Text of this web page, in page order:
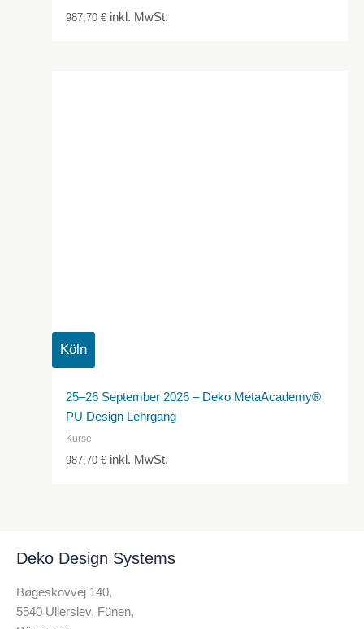
987,70€ inkl. MwSt.
Köln
25–26 September 2026 – Deko MetaAcademy®
PU Design Lehrgang
Kurse
987,70€ inkl. MwSt.
Deko Design Systems
Bøgeskovvej 140,
5540 Ullerslev, Fünen,